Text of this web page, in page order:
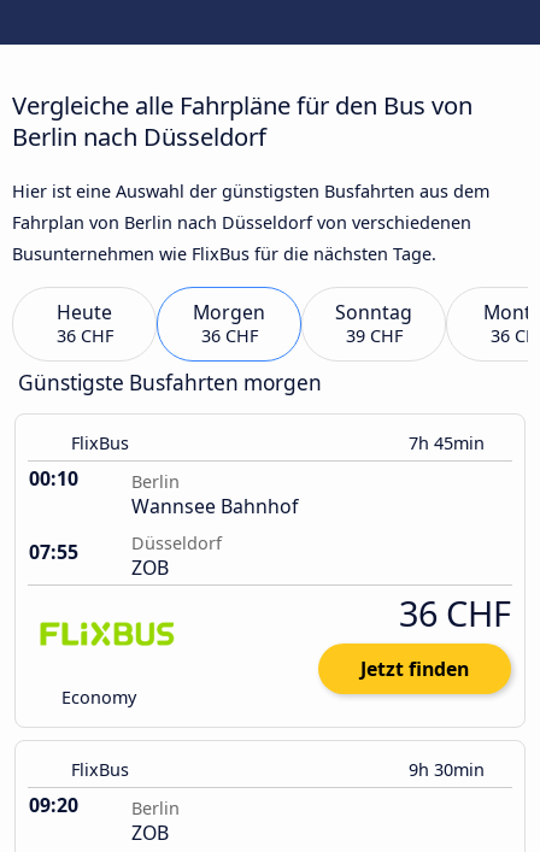
Vergleiche alle Fahrpläne für den Bus von
Berlin nach Düsseldorf
Hier ist eine Auswahl der günstigsten Busfahrten aus dem
Fahrplan von Berlin nach Düsseldorf von verschiedenen
Busunternehmen wie FlixBus für die nächsten Tage.
Heute
36 CHF
Morgen
36 CHF
Sonntag
39 CHF 36
Günstigste Busfahrten morgen
FlixBus 7h 45min
00:10 Berlin
Wannsee Bahnhof
07:55
Düsseldorf
ZOB
Economy
36 CHF
Jetzt finden
FlixBus 9h 30min
09:20 Berlin
ZOB